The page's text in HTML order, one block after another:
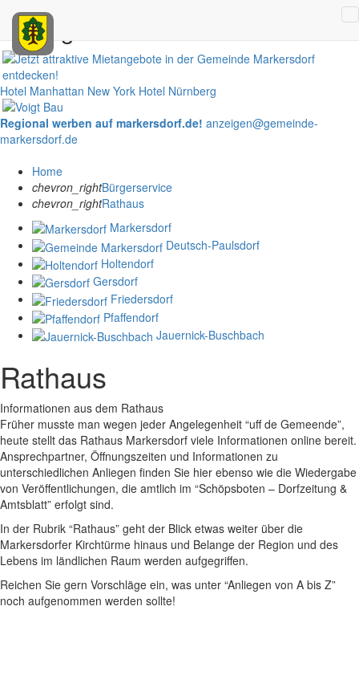
Anzeigen
Hotel Manhattan New York Hotel Nürnberg
Regional werben auf markersdorf.de! anzeigen@gemeinde-
markersdorf.de
Home
chevron_rightBürgerservice
chevron_rightRathaus
Markersdorf
Deutsch-Paulsdorf
Holtendorf
Gersdorf
Friedersdorf
Pfaffendorf
Jauernick-Buschbach
Rathaus
Informationen aus dem Rathaus
Früher musste man wegen jeder Angelegenheit “uff de Gemeende”,
heute stellt das Rathaus Markersdorf viele Informationen online bereit.
Ansprechpartner, Öffnungszeiten und Informationen zu
unterschiedlichen Anliegen finden Sie hier ebenso wie die Wiedergabe
von Veröffentlichungen, die amtlich im “Schöpsboten – Dorfzeitung &
Amtsblatt” erfolgt sind.
In der Rubrik “Rathaus” geht der Blick etwas weiter über die
Markersdorfer Kirchtürme hinaus und Belange der Region und des
Lebens im ländlichen Raum werden aufgegriffen.
Reichen Sie gern Vorschläge ein, was unter “Anliegen von A bis Z”
noch aufgenommen werden sollte!